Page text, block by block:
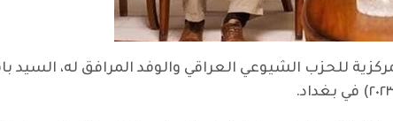
للحزب الشيوعي العراقي والوفد المرافق له، السيد